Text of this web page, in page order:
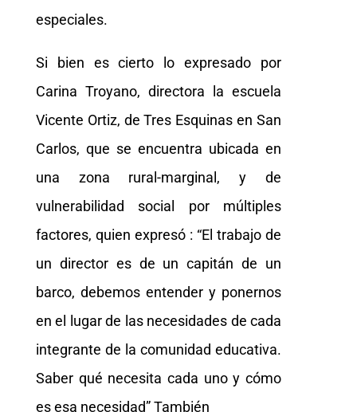
especiales.
Si bien es cierto lo expresado por
Carina Troyano, directora la escuela
Vicente Ortiz, de Tres Esquinas en San
Carlos, que se encuentra ubicada en
una zona rural-marginal, y de
vulnerabilidad social por múltiples
factores, quien expresó : “El trabajo de
un director es de un capitán de un
barco, debemos entender y ponernos
en el lugar de las necesidades de cada
integrante de la comunidad educativa.
Saber qué necesita cada uno y cómo
es esa necesidad” También